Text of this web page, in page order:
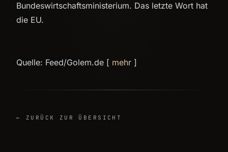
Bundeswirtschaftsministerium. Das letzte Wort hat
die EU.
Quelle: Feed/Golem.de [ mehr ]
← ZURÜCK ZUR ÜBERSICHT